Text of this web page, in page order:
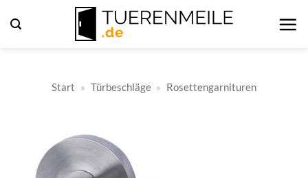
Inhalt
Start » Türbeschläge » Rosettengarnituren